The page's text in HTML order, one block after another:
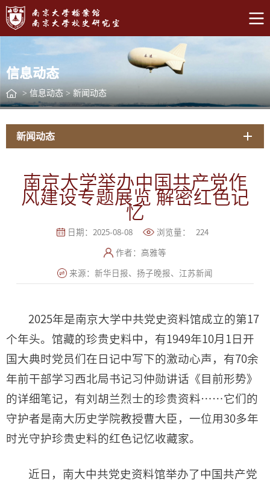
信息动态
> 信息动态 > 新闻动态
新闻动态
南京大学举办中国共产党作
风建设专题展览 解密红色记
忆
日期：2025-08-08 浏览量： 224
作者：高雅等
来源：新华日报、扬子晚报、江苏新闻
2025年是南京大学中共党史资料馆成立的第17
个年头。馆藏的珍贵史料中，有1949年10月1日开
国大典时党员们在日记中写下的激动心声，有70余
年前干部学习西北局书记习仲勋讲话《目前形势》
的详细笔记，有刘胡兰烈士的珍贵资料……它们的
守护者是南大历史学院教授曹大臣，一位用30多年
时光守护珍贵史料的红色记忆收藏家。
近日，南大中共党史资料馆举办了中国共产党